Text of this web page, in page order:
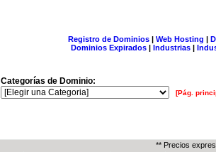
Registro de Dominios| Web Hosting |
Dominios Expirados | Industrias |
Categorías de Dominio:
[Pág.
** Precios